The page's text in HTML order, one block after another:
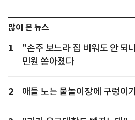
많이 본 뉴스
1
"손주 보느라 집 비워도 안 되
민원 쏟아졌다
2 애들 노는 물놀이장에 구렁이